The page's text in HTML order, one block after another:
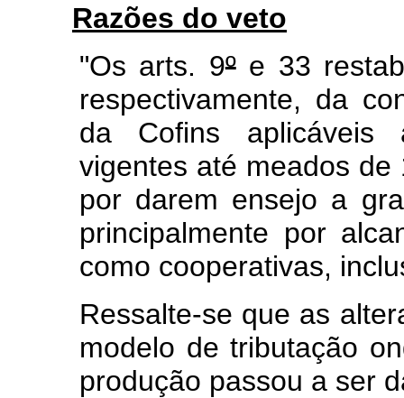
Razões do veto
"Os arts. 9ºe 33
respectivamente, da
da Cofins aplicáveis
vigentes até meados
por darem ensejo a
principalmente por
como cooperativas,
Ressalte-se que as
modelo de tributação
produção passou a ser